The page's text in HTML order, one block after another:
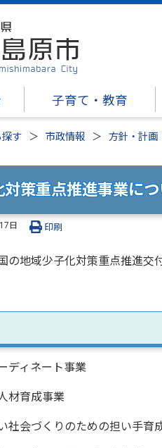
子育て・教育
す 市政情報 方針・計画
策重点推進事業につ
日 印刷
地域少子化対策重点推進交
ディネート事業
材育成事業
社会づくりのための担い手育